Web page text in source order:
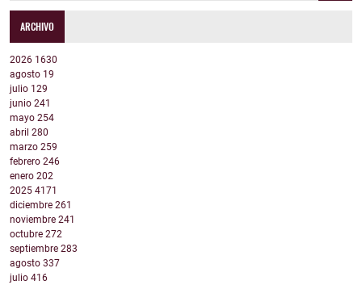
ARCHIVO
2026 1630
agosto 19
julio 129
junio 241
mayo 254
abril 280
marzo 259
febrero 246
enero 202
2025 4171
diciembre 261
noviembre 241
octubre 272
septiembre 283
agosto 337
julio 416